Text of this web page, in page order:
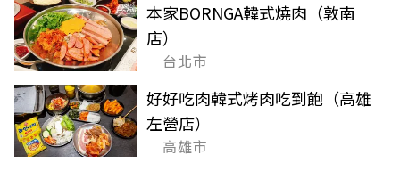
本家BORNGA韓式燒肉（敦南
店）
台北市
好好吃肉韓式烤肉吃到飽（高雄
左營店）
高雄市